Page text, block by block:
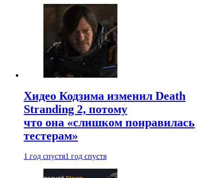
Хидео Кодзима изменил Death
Stranding 2, потому
что она «слишком понравилась
тестерам»
1 год спустя1 год спустя